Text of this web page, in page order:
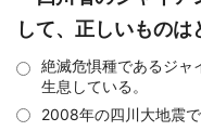
して、正しいものは
絶滅危惧種であるジャ
生息している。
2008年の四川大地震